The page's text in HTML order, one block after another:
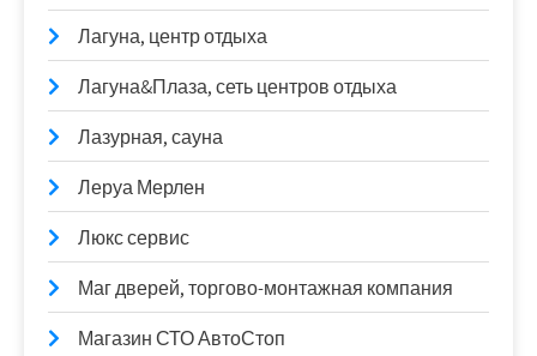
Лагуна, центр отдыха
Лагуна&Плаза, сеть центров отдыха
Лазурная, сауна
Леруа Мерлен
Люкс сервис
Маг дверей, торгово-монтажная компания
Магазин СТО АвтоСтоп